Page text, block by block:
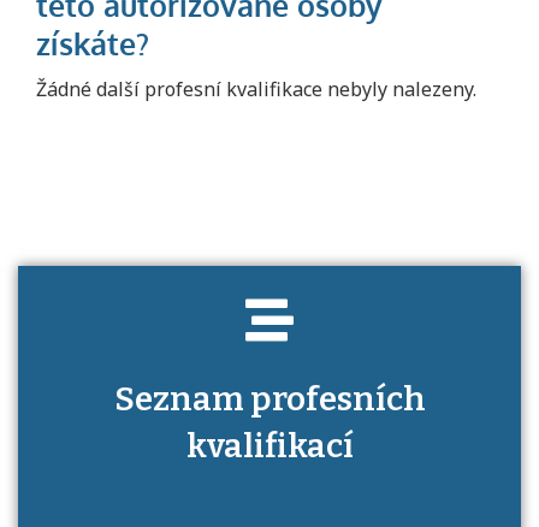
Žádné další profesní kvalifikace nebyly nalezeny.
Seznam profesních
kvalifikací
Projděte si seznam profesních kvalifikací.